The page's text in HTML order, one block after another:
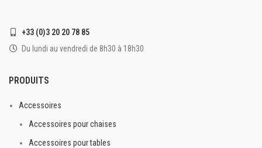
+33 (0)3 20 20 78 85
Du lundi au vendredi de 8h30 à 18h30
PRODUITS
Accessoires
Accessoires pour chaises
Accessoires pour tables